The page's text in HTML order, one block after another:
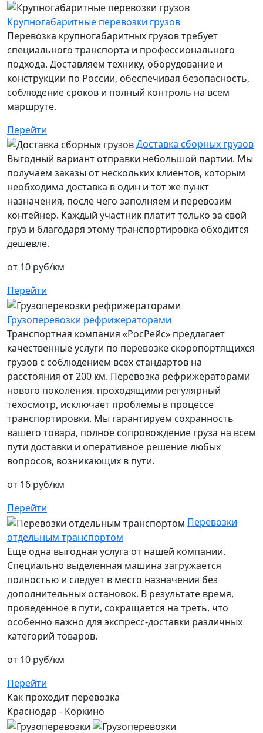
Крупногабаритные перевозки грузов
Перевозка крупногабаритных грузов требует
специального транспорта и профессионального
подхода. Доставляем технику, оборудование и
конструкции по России, обеспечивая безопасность,
соблюдение сроков и полный контроль на всем
маршруте.
Перейти
Доставка сборных грузов
Выгодный вариант отправки небольшой партии. Мы
получаем заказы от нескольких клиентов, которым
необходима доставка в один и тот же пункт
назначения, после чего заполняем и перевозим
контейнер. Каждый участник платит только за свой
груз и благодаря этому транспортировка обходится
дешевле.
от 10 руб/км
Перейти
Грузоперевозки рефрижераторами
Транспортная компания «РосРейс» предлагает
качественные услуги по перевозке скоропортящихся
грузов с соблюдением всех стандартов на
расстояния от 200 км. Перевозка рефрижераторами
нового поколения, проходящими регулярный
техосмотр, исключает проблемы в процессе
транспортировки. Мы гарантируем сохранность
вашего товара, полное сопровождение груза на всем
пути доставки и оперативное решение любых
вопросов, возникающих в пути.
от 16 руб/км
Перейти
Перевозки
отдельным транспортом
Еще одна выгодная услуга от нашей компании.
Специально выделенная машина загружается
полностью и следует в место назначения без
дополнительных остановок. В результате время,
проведенное в пути, сокращается на треть, что
особенно важно для экспресс-доставки различных
категорий товаров.
от 10 руб/км
Перейти
Как проходит перевозка
Краснодар - Коркино